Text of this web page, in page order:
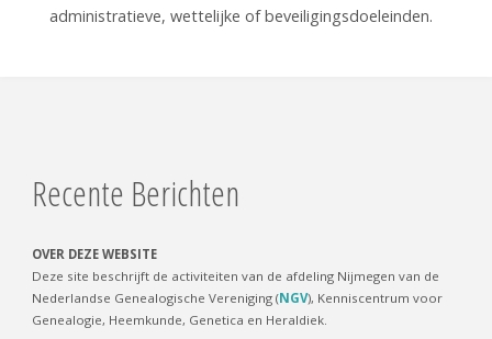
administratieve, wettelijke of beveiligingsdoeleinden.
Recente Berichten
OVER DEZE WEBSITE
Deze site beschrijft de activiteiten van de afdeling Nijmegen van de
Nederlandse Genealogische Vereniging (NGV), Kenniscentrum voor
Genealogie, Heemkunde, Genetica en Heraldiek.